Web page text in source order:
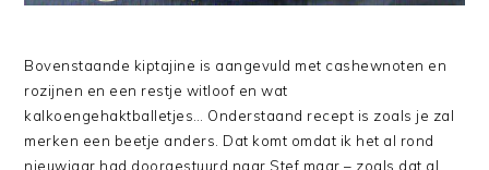
Bovenstaande kiptajine is aangevuld met cashewnoten en
rozijnen en een restje witloof en wat
kalkoengehaktballetjes… Onderstaand recept is zoals je zal
merken een beetje anders. Dat komt omdat ik het al rond
nieuwjaar had doorgestuurd naar Stef maar – zoals dat al